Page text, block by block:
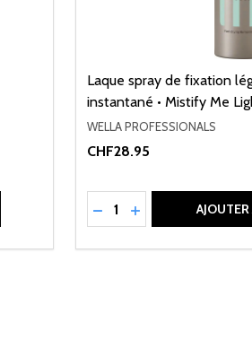
Laque spray de fixation
instantané • Mistify Me
WELLA PROFESSIONALS
CHF28.95
Quantité:
RÉDUIRE LA QUANTITÉ
AUGMENTER LA